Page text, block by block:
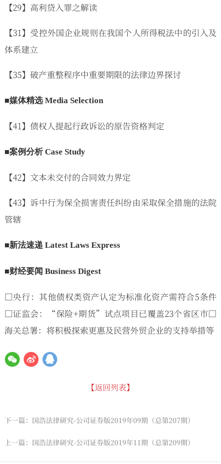
【29】高利贷入罪之解读
【31】受控外国企业规则在我国个人所得税法中的引入及
体系建立
【35】破产重整程序中重要期限的法律边界探讨
■媒体精选 Media Selection
【41】债权人提起行政诉讼的原告资格判定
■案例分析 Case Study
【42】文本未交付的合同效力界定
【43】诉中行为保全损害责任纠纷由采取保全措施的法院
管辖
■新法速递 Latest Laws Express
■财经要闻 Business Digest
□央行：其他债权类资产认定为标准化资产需符合5条件
□证监会：“保险+期货”试点项目已覆盖23个省区市□
海关总署：将积极探索更惠及民营外贸企业的支持举措等
【返回列表】
下一篇：国浩法律研究-公司证券版2019年09期（总第207期）
上一篇：国浩法律研究-公司证券版2019年11期（总第209期）